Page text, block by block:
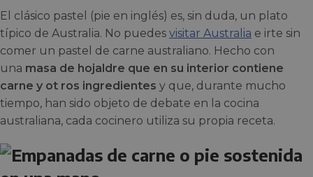
El clásico pastel (pie en inglés) es, sin duda, un plato
típico de Australia. No puedes visitar Australia e irte sin
comer un pastel de carne australiano. Hecho con
una masa de hojaldre que en su interior contiene
carne y ot ros ingredientes y que, durante mucho
tiempo, han sido objeto de debate en la cocina
australiana, cada cocinero utiliza su propia receta.